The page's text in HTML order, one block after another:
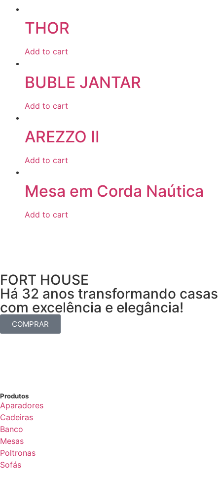
THOR
Add to cart
BUBLE JANTAR
Add to cart
AREZZO II
Add to cart
Mesa em Corda Naútica
Add to cart
FORT HOUSE
Há 32 anos transformando casas
com excelência e elegância!
COMPRAR
Produtos
Aparadores
Cadeiras
Banco
Mesas
Poltronas
Sofás